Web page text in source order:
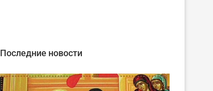
Последние новости